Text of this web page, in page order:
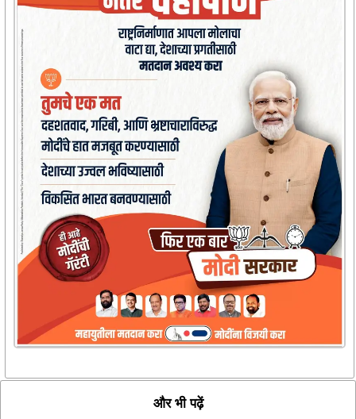
और भी पढ़ें